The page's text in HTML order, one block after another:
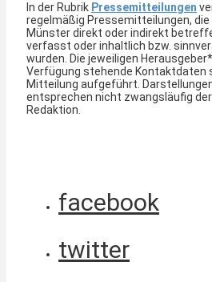
In der Rubrik Pressemitteilungen
regelmäßig Pressemitteilungen,
Münster direkt oder indirekt
verfasst oder inhaltlich bzw.
wurden. Die jeweiligen
Verfügung stehende Kontaktdaten
Mitteilung aufgeführt.
entsprechen nicht zwangsläufig
Redaktion.
facebook
twitter